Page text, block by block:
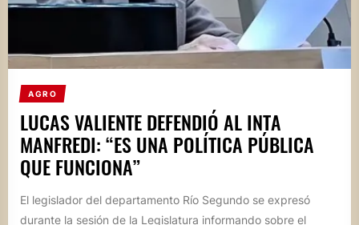
AGRO
LUCAS VALIENTE DEFENDIÓ AL INTA
MANFREDI: “ES UNA POLÍTICA PÚBLICA
QUE FUNCIONA”
El legislador del departamento Río Segundo se expresó
durante la sesión de la Legislatura informando sobre el